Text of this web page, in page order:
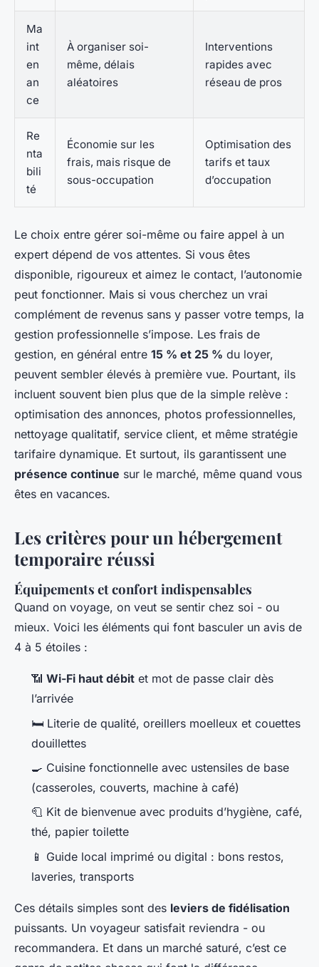
Ma
int
en
an
ce
À organiser soi-
même, délais
aléatoires
Interventions
rapides avec
réseau de pros
Re
nta
bili
té
Économie sur les
frais, mais risque de
sous-occupation
Optimisation des
tarifs et taux
d’occupation
Le choix entre gérer soi-même ou faire appel à un
expert dépend de vos attentes. Si vous êtes
disponible, rigoureux et aimez le contact, l’autonomie
peut fonctionner. Mais si vous cherchez un vrai
complément de revenus sans y passer votre temps, la
gestion professionnelle s’impose. Les frais de
gestion, en général entre 15 % et 25 % du loyer,
peuvent sembler élevés à première vue. Pourtant, ils
incluent souvent bien plus que de la simple relève :
optimisation des annonces, photos professionnelles,
nettoyage qualitatif, service client, et même stratégie
tarifaire dynamique. Et surtout, ils garantissent une
présence continue sur le marché, même quand vous
êtes en vacances.
Les critères pour un hébergement
temporaire réussi
Équipements et confort indispensables
Quand on voyage, on veut se sentir chez soi - ou
mieux. Voici les éléments qui font basculer un avis de
4 à 5 étoiles :
📶 Wi-Fi haut débit et mot de passe clair dès
l’arrivée
🛏️ Literie de qualité, oreillers moelleux et couettes
douillettes
🍳 Cuisine fonctionnelle avec ustensiles de base
(casseroles, couverts, machine à café)
🧻 Kit de bienvenue avec produits d’hygiène, café,
thé, papier toilette
📱 Guide local imprimé ou digital : bons restos,
laveries, transports
Ces détails simples sont des leviers de fidélisation
puissants. Un voyageur satisfait reviendra - ou
recommandera. Et dans un marché saturé, c’est ce